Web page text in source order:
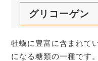
グリコーゲン
牡蠣に豊富に含まれて
になる糖類の一種です